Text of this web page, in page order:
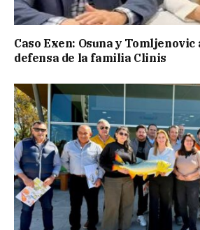
Caso Exen: Osuna y
defensa de la familia Clinis